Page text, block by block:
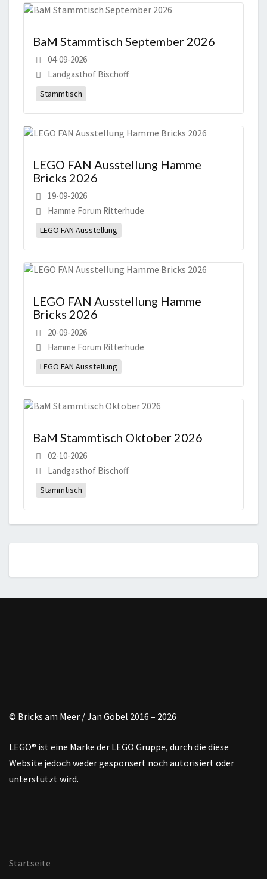
BaM Stammtisch September 2026
04-09-2026
Landgasthof Bischoff
Stammtisch
LEGO FAN Ausstellung Hamme
Bricks 2026
19-09-2026
Hamme Forum Ritterhude
LEGO FAN Ausstellung
LEGO FAN Ausstellung Hamme
Bricks 2026
20-09-2026
Hamme Forum Ritterhude
LEGO FAN Ausstellung
BaM Stammtisch Oktober 2026
02-10-2026
Landgasthof Bischoff
Stammtisch
© Bricks am Meer / Jan Göbel 2016 – 2026
LEGO® ist eine Marke der LEGO Gruppe, durch die diese
Website jedoch weder gesponsert noch autorisiert oder
unterstützt wird.
Startseite